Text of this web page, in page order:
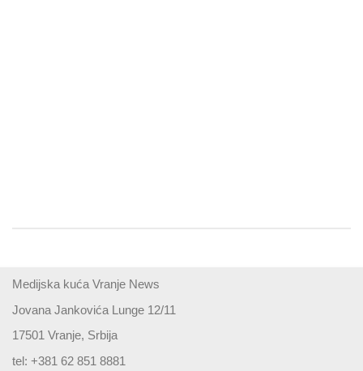
Medijska kuća Vranje News
Jovana Jankovića Lunge 12/11
17501 Vranje, Srbija
tel: +381 62 851 8881